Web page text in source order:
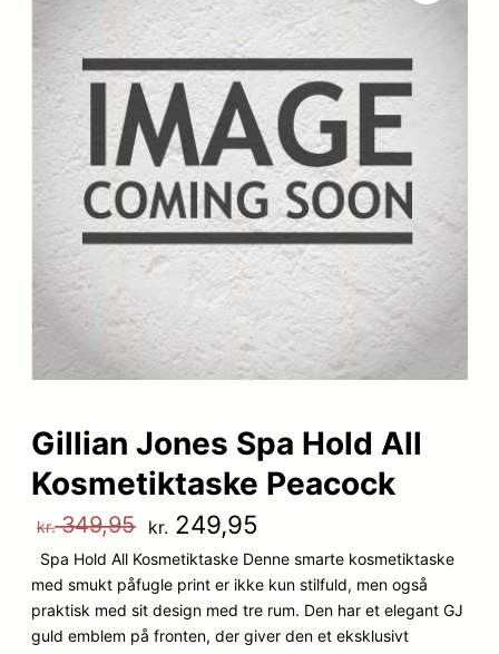
Gillian Jones Spa Hold All
Kosmetiktaske Peacock
kr.349,95 D
e
n
kr. 249,95
e
n
Spa Hold All Kosmetiktaske Denne smarte kosmetiktaske
med smukt påfugle print er ikke kun stilfuld, men også
praktisk med sit design med tre rum. Den har et elegant GJ
guld emblem på fronten, der giver den et eksklusivt